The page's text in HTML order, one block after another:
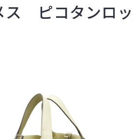
ス ピコタンロ